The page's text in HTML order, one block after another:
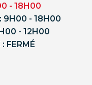
- 18H00
9H00 - 18H00
- 12H00
FERMÉ